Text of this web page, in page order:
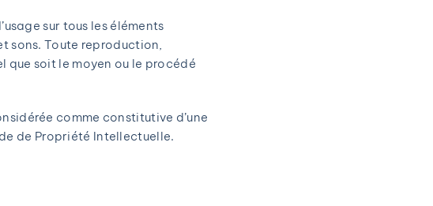
sur tous les éléments
sons. Toute reproduction,
soit le moyen ou le procédé
comme constitutive d’une
de Propriété Intellectuelle.